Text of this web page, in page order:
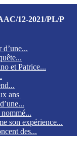
12-2021/PL/P
et Patrice...
ans
son expérience...
des...